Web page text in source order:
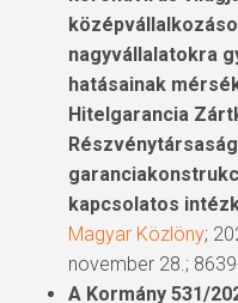
nagyvállalatokra
hatásainak
Hitelgarancia
kapcsolatos
Magyar Közlöny;
november 28.;
A Kormány 531/